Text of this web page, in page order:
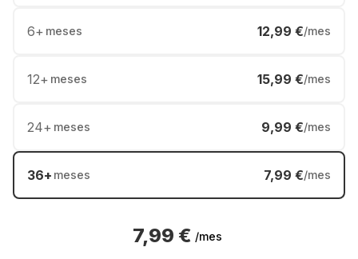
6+ meses 12,99 €/mes
12+ meses 15,99 €/mes
24+ meses 9,99 €/mes
36+ meses 7,99 €/mes
7,99 € /mes